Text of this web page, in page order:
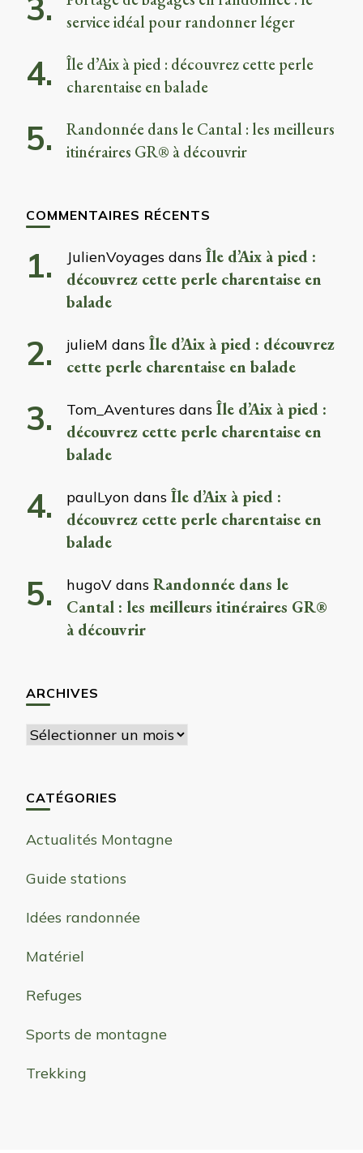
service idéal pour randonner léger
Île d’Aix à pied : découvrez cette perle
charentaise en balade
Randonnée dans le Cantal : les meilleurs
itinéraires GR® à découvrir
COMMENTAIRES RÉCENTS
JulienVoyages dans Île d’Aix à pied :
découvrez cette perle charentaise en
balade
julieM dans Île d’Aix à pied : découvrez
cette perle charentaise en balade
Tom_Aventures dans Île d’Aix à pied :
découvrez cette perle charentaise en
balade
paulLyon dans Île d’Aix à pied :
découvrez cette perle charentaise en
balade
hugoV dans Randonnée dans le
Cantal : les meilleurs itinéraires GR®
à découvrir
ARCHIVES
Archives
CATÉGORIES
Actualités Montagne
Guide stations
Idées randonnée
Matériel
Refuges
Sports de montagne
Trekking